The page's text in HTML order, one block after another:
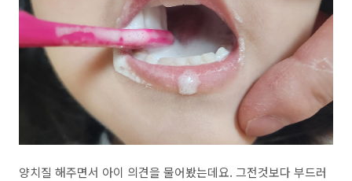
양치질 해주면서 아이 의견을 물어봤는데요. 그전것보다 부드러